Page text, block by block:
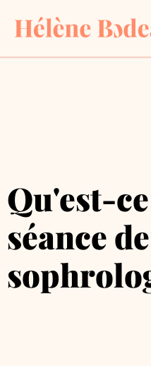
Qu'est-
séance de